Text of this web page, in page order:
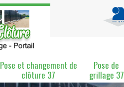
Pose et changement de
clôture 37
Pose de
grillage 37